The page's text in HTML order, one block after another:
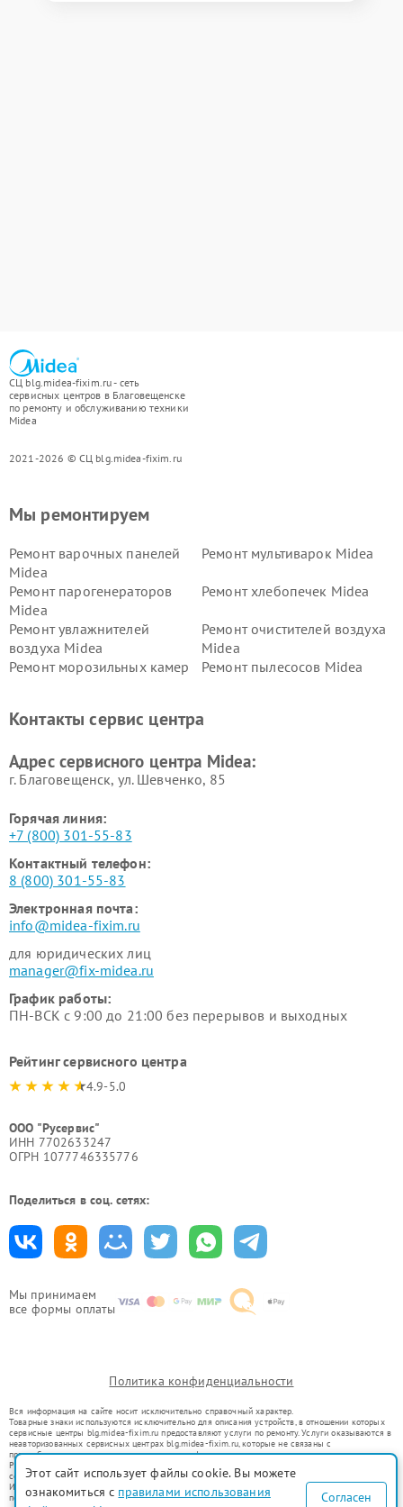
СЦ blg.midea-fixim.ru - сеть
сервисных центров в Благовещенске
по ремонту и обслуживанию техники
Midea
2021-2026 © СЦ blg.midea-fixim.ru
Мы принимаем
все формы оплаты
Мы ремонтируем
Ремонт варочных панелей
Midea
Ремонт мультиварок Midea
Ремонт парогенераторов
Midea
Ремонт хлебопечек Midea
Ремонт увлажнителей
воздуха Midea
Ремонт очистителей воздуха
Midea
Ремонт морозильных камер
Ремонт пылесосов Midea
пылесосов Midea
Midea
Контакты сервис центра
Адрес сервисного центра Midea:
г. Благовещенск, ул. Шевченко, 85
Горячая линия:
+7 (800) 301-55-83
Контактный телефон:
8 (800) 301-55-83
Электронная почта:
info@midea-fixim.ru
для юридических лиц
manager@fix-midea.ru
График работы:
ПН-ВСК с 9:00 до 21:00 без перерывов и выходных
Рейтинг сервисного центра
4.9-5.0
ООО "Русервис"
ИНН 7702633247
ОГРН 1077746335776
Поделиться в соц. сетях:
Политика конфиденциальности
Вся информация на сайте носит исключительно справочный характер.
Товарные знаки используются исключительно для описания устройств, в отношении которых
сервисные центры blg.midea-fixim.ru предоставляют услуги по ремонту. Услуги оказываются в
неавторизованных сервисных центрах blg.midea-fixim.ru, которые не связаны с
правообладателями товарных знаков или их официальными представителями.
Ремонт осуществляется для устройств, уже введенных в гражданский оборот в соответствии
со статьей 1487 ГК РФ.
Использование товарных знаков не преследует цели индивидуализации услуг или введения
потребителей в заблуждение, а служит для информирования о предоставляемых услугах по
Этот сайт использует файлы cookie. Вы можете
ознакомиться с правилами использования
Согласен